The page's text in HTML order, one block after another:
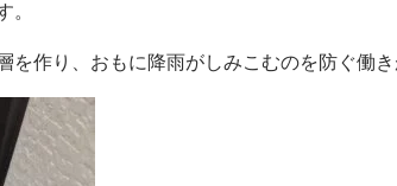
。
作り、おもに降雨がしみこむのを防ぐ働き